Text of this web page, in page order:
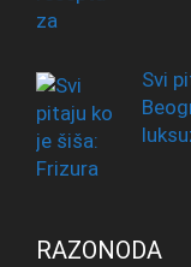
Svi
RAZONODA